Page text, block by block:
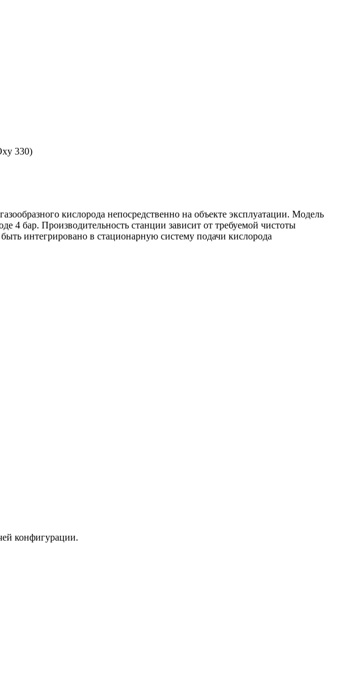
330)
кислорода непосредственно на объекте эксплуатации. Модель
4 бар. Производительность станции зависит от требуемой чистоты
интегрировано в стационарную систему подачи кислорода
конфигурации.